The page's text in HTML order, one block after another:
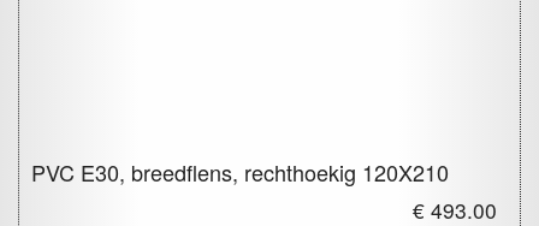
PVC E30, breedflens, rechthoekig 120X210
€ 493.00